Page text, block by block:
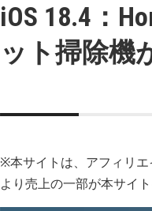
iOS 18.4：
ット掃除機
※本サイトは、アフィリ
より売上の一部が本サイ